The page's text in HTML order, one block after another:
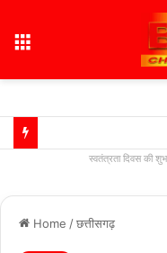
स्वतंत्रता दिवस की
Home /छत्तीसगढ़